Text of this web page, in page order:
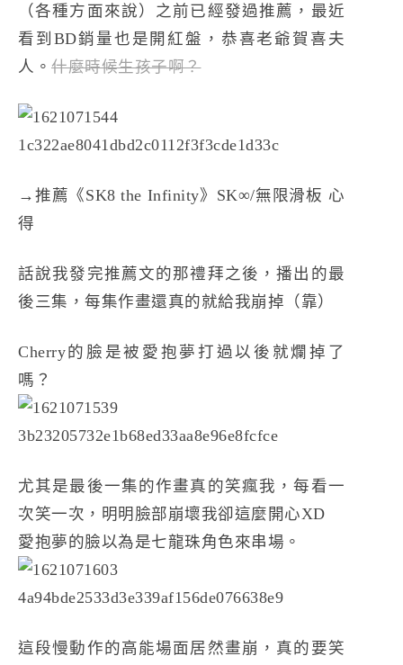
（各種方面來說）之前已經發過推薦，最近
看到BD銷量也是開紅盤，恭喜老爺賀喜夫
人。 什麼時候生孩子啊？
→ 推薦《SK8 the Infinity》SK∞/無限滑板 心
得
話說我發完推薦文的那禮拜之後，播出的最
後三集，每集作畫還真的就給我崩掉（靠）
Cherry的臉是被愛抱夢打過以後就爛掉了
嗎？
尤其是最後一集的作畫真的笑瘋我，每看一
次笑一次，明明臉部崩壞我卻這麼開心XD
愛抱夢的臉以為是七龍珠角色來串場。
這段慢動作的高能場面居然畫崩，真的要笑